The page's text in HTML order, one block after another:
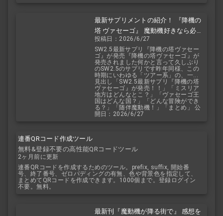
最新サプリメントの紹介！ 『降機の
塔 ヴァセーゴ』 魔動機好きなら必
見！ 随伴魔動機と旅に出よう！
投稿日：2026/6/27
SW2.5最新サプリ『降機の塔ヴァセー
ゴ』が発売『降機の塔ヴァセーゴ』が
発売されました何かと言って久しぶり
のSW2.5のサプリです昨年同様、この
時期にいわゆる「ツアー系」の、一...
見出し「SW2.5最新サプリ『降機の塔
ヴァセーゴ』が発売！！」「ミスリア
地方はどんなとこ？」「ヴァセーゴ王
国はどんな国？」「どんな冒険ができ
る？」「随伴魔動機！」「まとめ」 公
開日：2026/6/27
連番QRコード作成ツール
無料&登録不要の高性能QRコードツール
2ヶ月前に更新
連番QRコードを作成するためのツール。prefix, suffix, 開始番
号、終了番号、ゼロパディングの有無、色や背景色を指定して、
まとめてQRコードを作成できます。1000個まで。登録ログイン
不要。無料。
最新刊『魔動機が降る街で』 感想を